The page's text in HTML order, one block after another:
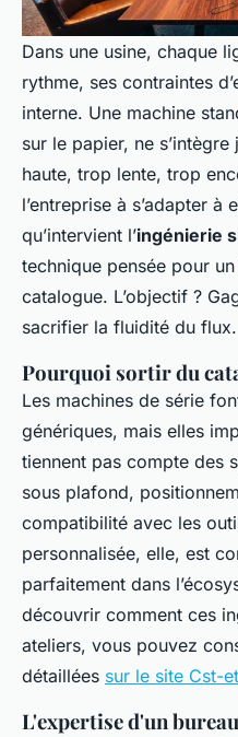
Dans une usine, chaque
rythme, ses contraintes
interne. Une machine
sur le papier, ne
haute, trop lente, trop
l’entreprise à s’adapter à
qu’intervient l’ingénierie
technique pensée pour
catalogue. L’objectif ?
sacrifier la fluidité du flux.
Pourquoi sortir du
Les machines de série
génériques, mais elles
tiennent pas compte des
sous plafond,
compatibilité avec les
personnalisée, elle, est
parfaitement dans
découvrir comment ces
ateliers, vous pouvez
détaillées sur le site Cst-
L'expertise d'un